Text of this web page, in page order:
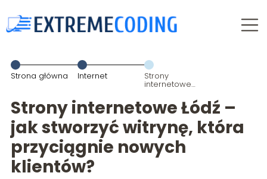
Strona główna Internet Strony
internetowe
witrynę, która
przyciągnie
nowych
klientów?
Strony internetowe Łódź –
jak stworzyć witrynę, która
przyciągnie nowych
klientów?